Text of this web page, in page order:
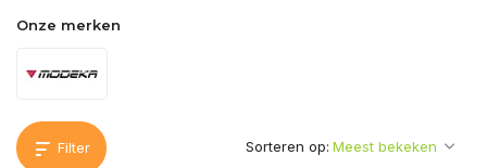
Onze merken
Filter Sorteren op: